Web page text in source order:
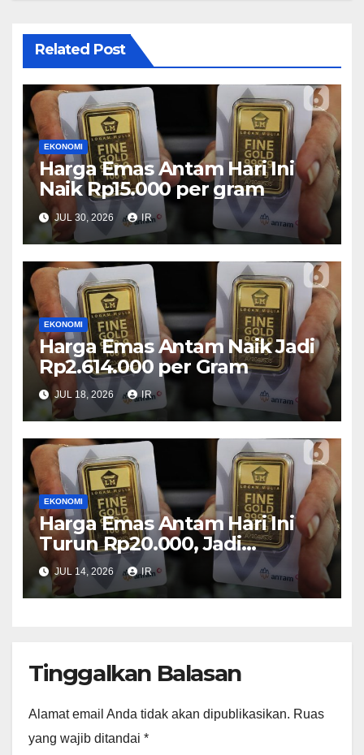
Related Post
EKONOMI
Harga Emas Antam Hari Ini
Naik Rp15.000 per gram
JUL 30, 2026 IR
EKONOMI
Harga Emas Antam Naik Jadi
Rp2.614.000 per Gram
JUL 18, 2026 IR
EKONOMI
Harga Emas Antam Hari Ini
Turun Rp20.000, Jadi
Rp2.635.000 per Gram
JUL 14, 2026 IR
Tinggalkan Balasan
Alamat email Anda tidak akan dipublikasikan. Ruas
yang wajib ditandai *